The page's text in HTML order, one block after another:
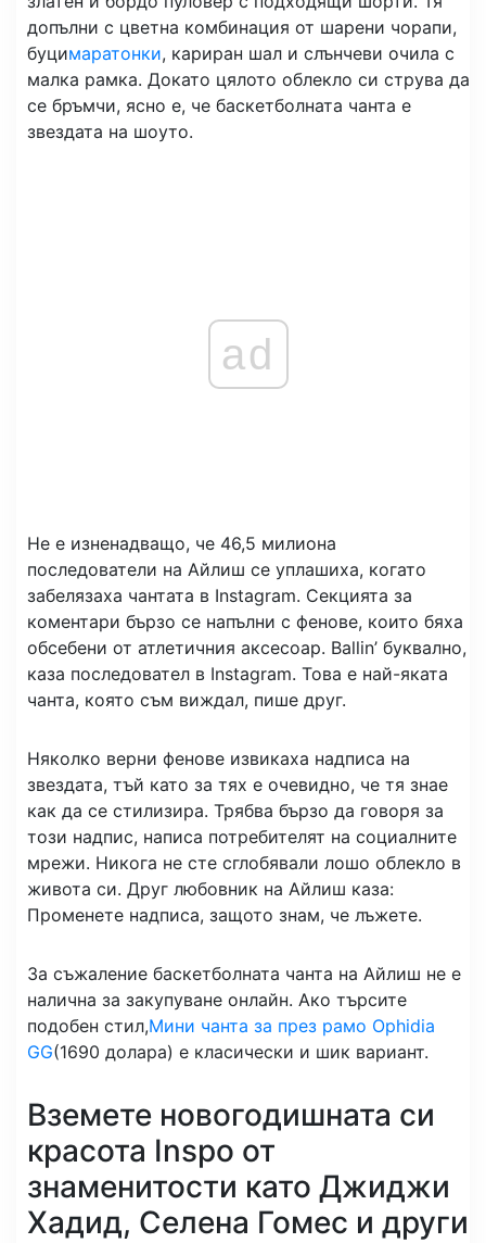
допълни с цветна комбинация от шарени чорапи,
буцимаратонки, кариран шал и слънчеви очила с
малка рамка. Докато цялото облекло си струва да
се бръмчи, ясно е, че баскетболната чанта е
звездата на шоуто.
ad
Не е изненадващо, че 46,5 милиона
последователи на Айлиш се уплашиха, когато
забелязаха чантата в Instagram. Секцията за
коментари бързо се напълни с фенове, които бяха
обсебени от атлетичния аксесоар. Ballin’ буквално,
каза последовател в Instagram. Това е най-яката
чанта, която съм виждал, пише друг.
Няколко верни фенове извикаха надписа на
звездата, тъй като за тях е очевидно, че тя знае
как да се стилизира. Трябва бързо да говоря за
този надпис, написа потребителят на социалните
мрежи. Никога не сте сглобявали лошо облекло в
живота си. Друг любовник на Айлиш каза:
Променете надписа, защото знам, че лъжете.
За съжаление баскетболната чанта на Айлиш не е
налична за закупуване онлайн. Ако търсите
подобен стил,Мини чанта за през рамо Ophidia
GG(1690 долара) е класически и шик вариант.
Вземете новогодишната си
красота Inspo от
знаменитости като Джиджи
Хадид, Селена Гомес и други